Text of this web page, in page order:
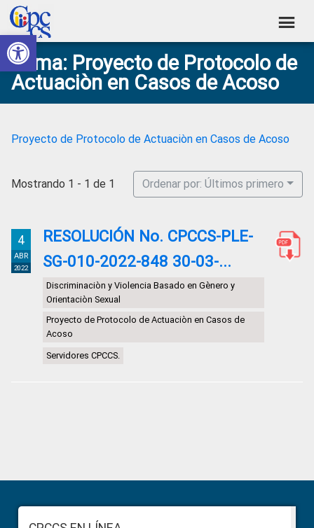
Abrir barra de herramientas
Skip
to
primary
navigation
Skip
to
main
content
Skip
to
primary
sidebar
Skip
to
footer
Consejo
de
Participación
Social
Construyendo
Poder
Ciudadano
Tema: Proyecto de Protocolo de
Actuaciòn en Casos de Acoso
Proyecto de Protocolo de Actuaciòn en Casos de Acoso
Mostrando 1 - 1 de 1 Ordenar por: Últimos primero
4
ABR
2022
RESOLUCIÓN No. CPCCS-PLE-
SG-010-2022-848 30-03-...
Discriminaciòn y Violencia Basado en Gènero y
Orientaciòn Sexual
Proyecto de Protocolo de Actuaciòn en Casos de
Acoso
Servidores CPCCS.
Sidebar
Footer